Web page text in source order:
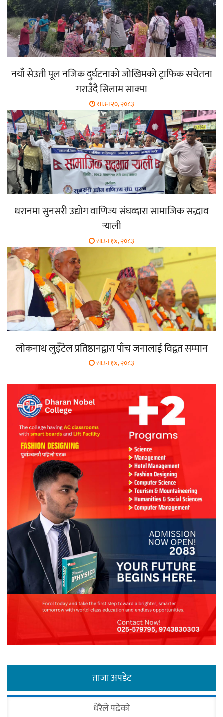
नयाँ सेउती पूल नजिक दुर्घटनाको जोखिमको ट्राफिक सचेतना
गराउँदै सिलाम साक्मा
साउन २०, २०८३
धरानमा सुनसरी उद्योग वाणिज्य संघव्दारा सामाजिक सद्भाव
र्‍याली
साउन १७, २०८३
लोकनाथ लुइँटेल प्रतिष्ठानद्वारा पाँच जनालाई विद्वत सम्मान
साउन १७, २०८३
ताजा अपडेट
धेरैले पढेको